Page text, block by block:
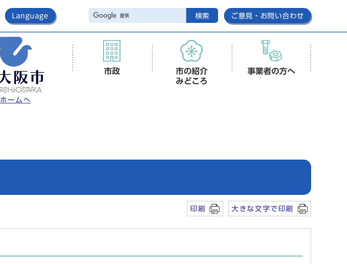
Language 検索 ご意見・お問い合わせ
ホームへ
市政
市の紹介
みどころ
事業者の方へ
印刷 大きな文字で印刷